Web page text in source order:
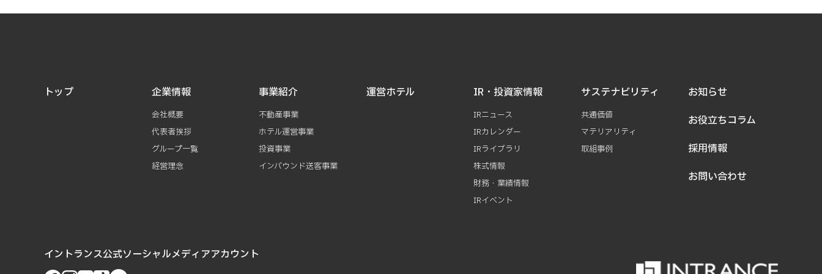
トップ 企業情報
会社概要
代表者挨拶
グループ一覧
経営理念
事業紹介
不動産事業
ホテル運営事業
投資事業
インバウンド送客事業
運営ホテル IR・投資家情報
IRニュース
IRカレンダー
IRライブラリ
株式情報
財務・業績情報
IRイベント
サステナビリティ
共通価値
マテリアリティ
取組事例
お知らせ
お役立ちコラム
採用情報
お問い合わせ
イントランス公式ソーシャルメディアアカウント